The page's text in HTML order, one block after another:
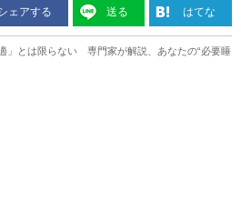
ェアする 送る はてな
」とは限らない 専門家が解説、あなたの“必要睡